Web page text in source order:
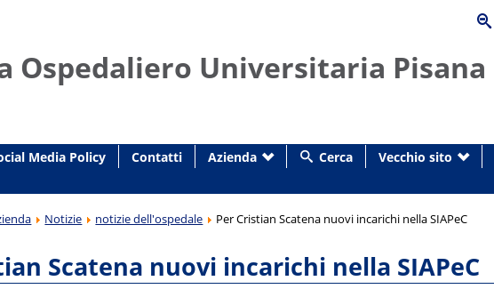
Ospedaliero Universitaria Pisana
Media Policy Contatti Azienda Cerca Vecchio sito
Notizie notizie dell'ospedale Per Cristian Scatena nuovi incarichi nella SIAPeC
Scatena nuovi incarichi nella SIAPeC